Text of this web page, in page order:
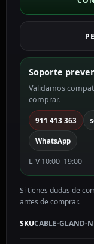
Diámetro
entre
color
gris
CABLE-
GLAND-
NPT1-
25
cantidad
Soporte
Validamos
comprar.
911 413 363
WhatsApp
L-V 10:00–19:00
Si tienes dudas de
antes de comprar.
SKUCABLE-GLAND-